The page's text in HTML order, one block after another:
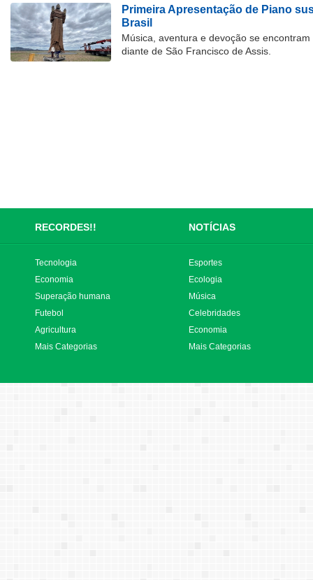
Primeira Apresentação de Piano
Brasil
Música, aventura e devoção se
diante de São Francisco de Assis.
RECORDES!! NOTÍCIAS
Tecnologia
Economia
Superação humana
Futebol
Agricultura
Mais Categorias
Esportes
Ecologia
Música
Celebridades
Economia
Mais Categorias